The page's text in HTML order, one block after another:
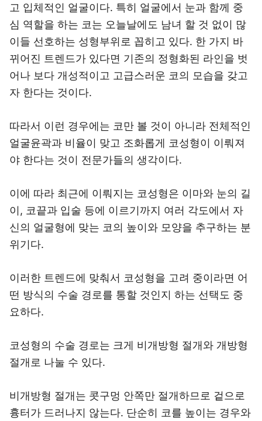
고 입체적인 얼굴이다. 특히 얼굴에서 눈과 함께 중
심 역할을 하는 코는 오늘날에도 남녀 할 것 없이 많
이들 선호하는 성형부위로 꼽히고 있다. 한 가지 바
뀌어진 트렌드가 있다면 기존의 정형화된 라인을 벗
어나 보다 개성적이고 고급스러운 코의 모습을 갖고
자 한다는 것이다.
따라서 이런 경우에는 코만 볼 것이 아니라 전체적인
얼굴윤곽과 비율이 맞고 조화롭게 코성형이 이뤄져
야 한다는 것이 전문가들의 생각이다.
이에 따라 최근에 이뤄지는 코성형은 이마와 눈의 길
이, 코끝과 입술 등에 이르기까지 여러 각도에서 자
신의 얼굴형에 맞는 코의 높이와 모양을 추구하는 분
위기다.
이러한 트렌드에 맞춰서 코성형을 고려 중이라면 어
떤 방식의 수술 경로를 통할 것인지 하는 선택도 중
요하다.
코성형의 수술 경로는 크게 비개방형 절개와 개방형
절개로 나눌 수 있다.
비개방형 절개는 콧구멍 안쪽만 절개하므로 겉으로
흉터가 드러나지 않는다. 단순히 코를 높이는 경우와